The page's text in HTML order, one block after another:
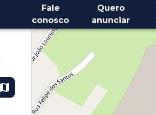
Fale
conosco
Quero
anunciar